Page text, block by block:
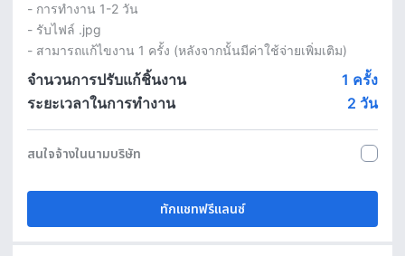
- การทำงาน 1-2 วัน
- รับไฟล์ .jpg
- สามารถแก้ไขงาน 1 ครั้ง (หลังจากนั้นมีค่าใช้จ่ายเพิ่มเติม)
จำนวนการปรับแก้ชิ้นงาน
1 ครั้ง
ระยะเวลาในการทำงาน
2 วัน
สนใจจ้างในนามบริษัท
ทักแชทฟรีแลนซ์